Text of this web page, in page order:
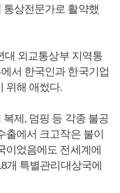
상전문가로 활약했
대 외교통상부 지역통
서 한국인과 한국기업
위해 애썼다.
제, 덤핑 등 각종 불공
에서 크고작은 불이
이었음에도 전세계에
개 특별관리대상국에